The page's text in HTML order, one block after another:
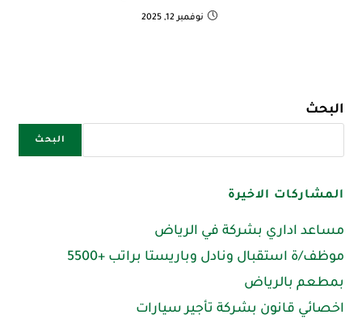
نوفمبر 12, 2025
البحث
البحث
المشاركات الاخيرة
مساعد اداري بشركة في الرياض
موظف/ة استقبال ونادل وباريستا براتب +5500
بمطعم بالرياض
اخصائي قانون بشركة تأجير سيارات